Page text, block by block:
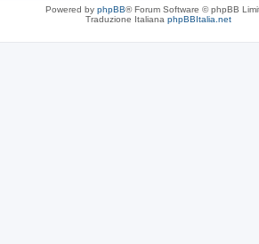
Powered by phpBB® Forum Software © phpBB
Traduzione Italiana phpBBItalia.net